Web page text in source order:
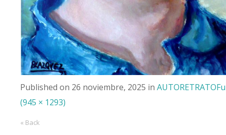
Published on 26 noviembre, 2025 in AUTORETRATO
(945 × 1293)
« Back